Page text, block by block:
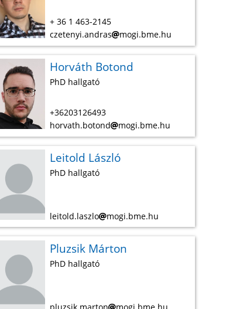
+ 36 1 463-2145
czetenyi.andras
mogi.bme.hu
Horváth Botond
PhD hallgató
+36203126493
horvath.botond
mogi.bme.hu
Leitold László
PhD hallgató
leitold.laszlo mogi.bme.hu
Pluzsik Márton
PhD hallgató
pluzsik.marton mogi.bme.hu